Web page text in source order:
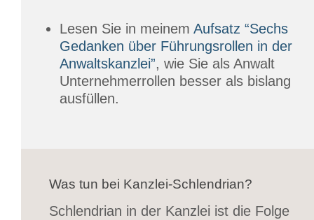
Lesen Sie in meinem Aufsatz “Sechs
Gedanken über Führungsrollen in der
Anwaltskanzlei”, wie Sie als Anwalt
Unternehmerrollen besser als bislang
ausfüllen.
Was tun bei Kanzlei-Schlendrian?
Schlendrian in der Kanzlei ist die Folge